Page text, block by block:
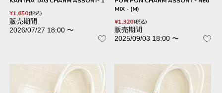
¥1,650 税込
販売期間
2026/07/27 18:00 〜
MIX - (M)
¥1,320 税込
販売期間
2025/09/03 18:00 〜